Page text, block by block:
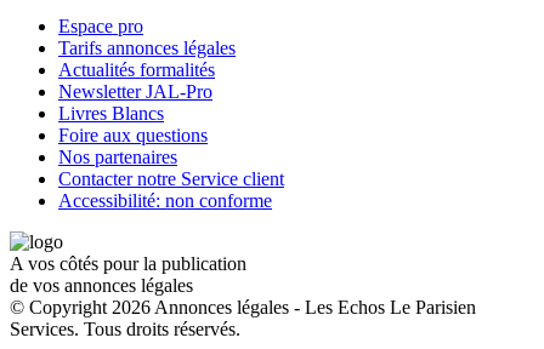
Espace pro
Tarifs annonces légales
Actualités formalités
Newsletter JAL-Pro
Livres Blancs
Foire aux questions
Nos partenaires
Contacter notre Service client
Accessibilité: non conforme
A vos côtés pour la publication
de vos annonces légales
© Copyright 2026 Annonces légales - Les Echos Le Parisien
Services. Tous droits réservés.